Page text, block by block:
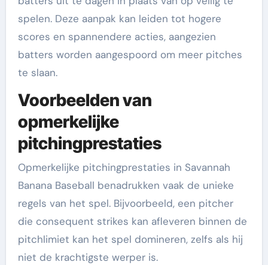
spelen. Deze aanpak kan leiden tot hogere
scores en spannendere acties, aangezien
batters worden aangespoord om meer pitches
te slaan.
Voorbeelden van
opmerkelijke
pitchingprestaties
Opmerkelijke pitchingprestaties in Savannah
Banana Baseball benadrukken vaak de unieke
regels van het spel. Bijvoorbeeld, een pitcher
die consequent strikes kan afleveren binnen de
pitchlimiet kan het spel domineren, zelfs als hij
niet de krachtigste werper is.